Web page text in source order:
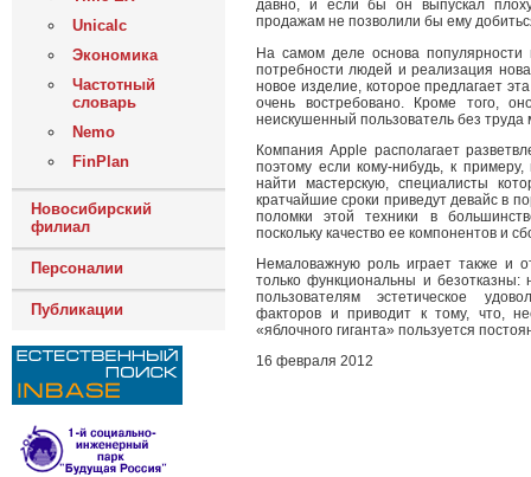
Unicalc
Экономика
Частотный
словарь
Nemo
FinPlan
Новосибирский
филиал
Персоналии
Публикации
давно, и если бы он выпускал
продажам не позволили бы ему
На самом деле основа популярности
потребности людей и реализация
новое изделие, которое предлагает
очень востребовано. Кроме того,
неискушенный пользователь без труда
Компания Apple располагает
поэтому если кому-нибудь, к
найти мастерскую, специалисты
кратчайшие сроки приведут девайс в
поломки этой техники в
поскольку качество ее компонентов и
Немаловажную роль играет также и
только функциональны и
пользователям эстетическое
факторов и приводит к тому, что,
«яблочного гиганта» пользуется
16 февраля 2012